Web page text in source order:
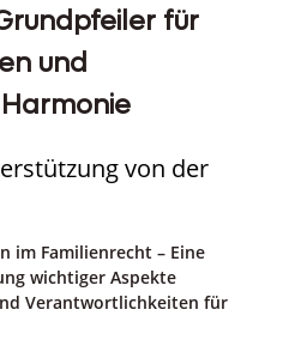
für
und
von der
im Familienrecht – Eine
wichtiger Aspekte
Verantwortlichkeiten für